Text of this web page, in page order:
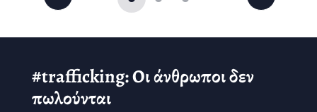
#trafficking: Οι άνθρωποι δεν
πωλούνται